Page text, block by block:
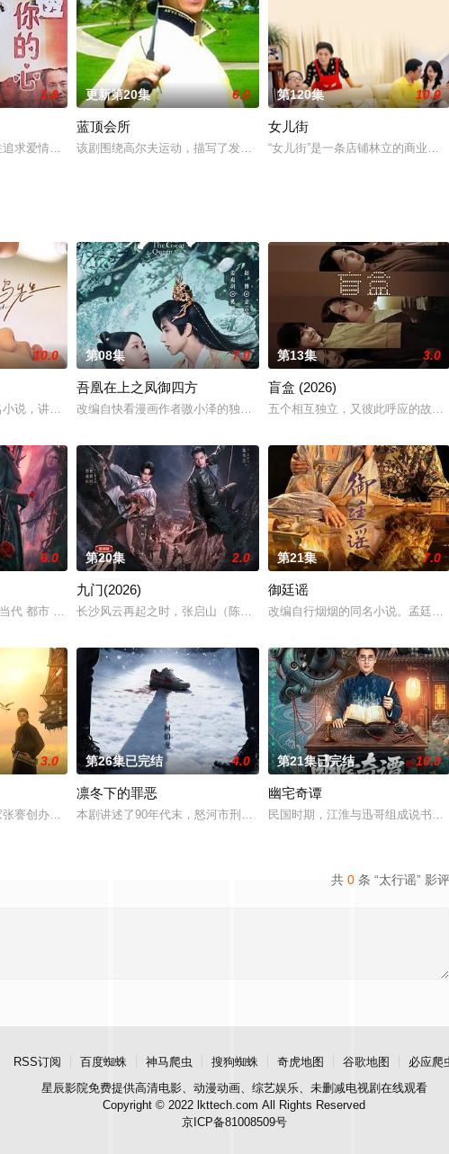
人的厨房里杀出了一条血路，成为一家五星级饭店的主厨。王宏
1.0
求爱情生活所遣遇的不同悲情命运,令人反省和深思善良美丽的女记者杨青青面对父
更新第20集 6.0
蓝顶会所
该剧围绕高尔夫运动，描写了发生在深圳“蓝顶高尔夫会所”的一系列人
第120集 10.0
女儿街
“女儿街”是一条店铺林立的商业
：“江逾白，我喜欢你，哲学和生物学意义上的喜欢。”那个
10.0
说，讲述了邻家女孩庞倩（苏晓彤 饰）与童年时因一场意外落下身体残缺的少年顾铭
第08集 7.0
吾凰在上之凤御四方
改编自快看漫画作者嗷小泽的独家连载漫画《吾凰在上》。现代少女奚
第13集 3.0
盲盒 (2026)
五个相互独立，又彼此呼应的故
冷血少帅许又安与昆曲名伶荣筱楠推向不死不休的对立绝境。而
6.0
代 都市 海南越酷文化传媒有限公司
第20集 2.0
九门(2026)
长沙风云再起之时，张启山（陈伟霆 饰）与吴老狗（曾舜晞 饰）强强
第21集 7.0
御廷谣
改编自行烟烟的同名小说。孟廷
儿顾炎带自己用程序员身份卧底电诈集团以求查出未婚妻离奇死
3.0
謇创办大生企业，实业报国的故事。甲午战争后，国家蒙羞，张謇虽高中状元，却渴
第26集已完结 4.0
凛冬下的罪恶
本剧讲述了90年代末，怒河市刑侦支队在无普及监控、无DNA鉴定技术
第21集已完结 10.0
幽宅奇谭
民国时期，江淮与迅哥组成说书班
共 0 条 “太行谣” 影评
RSS订阅 百度蜘蛛 神马爬虫 搜狗蜘蛛 奇虎地图 谷歌地图
必应爬
星辰影院免费提供高清电影、动漫动画、综艺娱乐、未删减电视剧在线观看
Copyright © 2022 lkttech.com All Rights Reserved
京ICP备81008509号